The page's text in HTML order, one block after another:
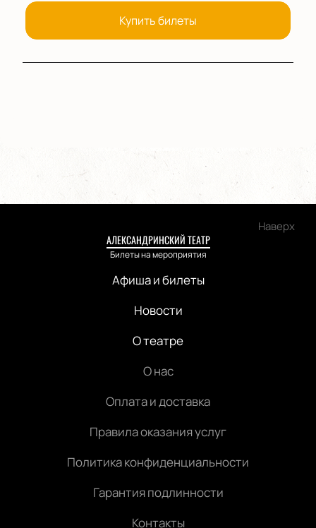
Купить билеты
Наверх
АЛЕКСАНДРИНСКИЙ ТЕАТР
Билеты на мероприятия
Афиша и билеты
Новости
О театре
О нас
Оплата и доставка
Правила оказания услуг
Политика конфиденциальности
Гарантия подлинности
Контакты